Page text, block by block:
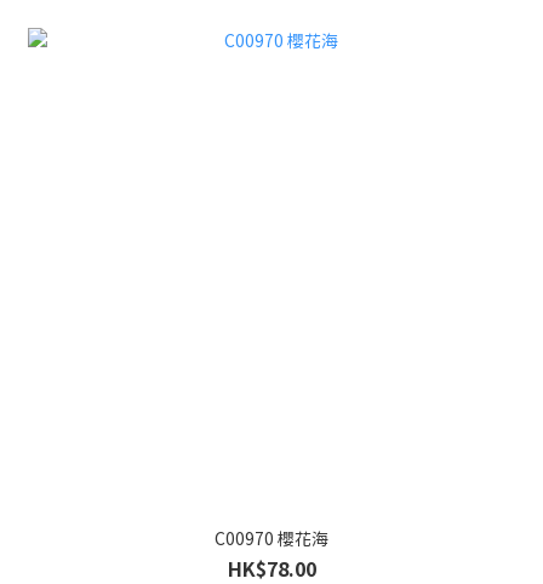
C00970 櫻花海
HK$78.00